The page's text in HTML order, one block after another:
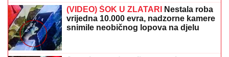
(VIDEO) ŠOK U ZLATARI
Nestala roba
vrijedna 10.000 evra, nadzorne kamere
snimile neobičnog lopova na djelu